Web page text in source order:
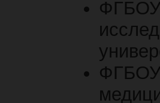
ФГБОУ